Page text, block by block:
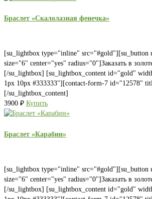
Браслет «Скалолазная фенечка»
[su_lightbox type="inline"
size="6" center="yes" radius="0"]Заказать в
[/su_lightbox] [su_lightbox_content id="gold"
1px 10px #333333"][contact-form-7 id="12578"
[/su_lightbox_content]
3900 ₽ Купить
Браслет «Карабин»
[su_lightbox type="inline"
size="6" center="yes" radius="0"]Заказать в
[/su_lightbox] [su_lightbox_content id="gold"